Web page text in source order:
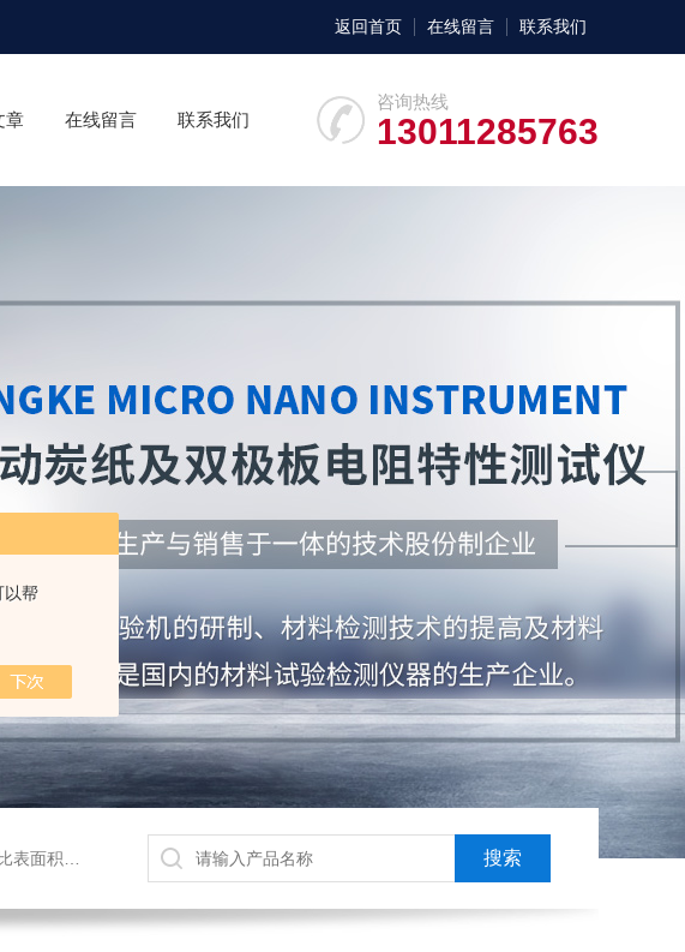
以帮
返回首页 在线留言 联系我们
咨询热线
13011285763
章 在线留言 联系我们
碳反应测定仪